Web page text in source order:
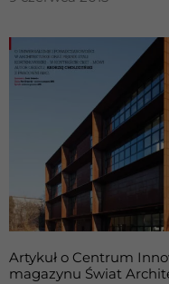
Artykuł o Centrum
magazynu Świat